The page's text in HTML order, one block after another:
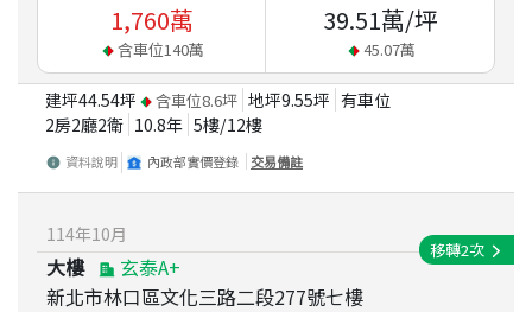
1,760萬
含車位140萬
39.51萬/坪
45.07萬
建坪44.54坪 含車位8.6坪 地坪9.55坪 有車位
2房2廳2衛 10.8年 5樓/12樓
資料說明 內政部實價登錄 交易備註
114年10月
大樓
玄泰A+
新北市林口區文化三路二段277號七樓
移轉2次